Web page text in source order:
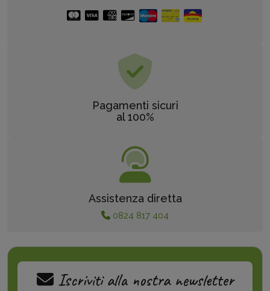
Pagamenti sicuri
al 100%
Assistenza diretta
0824 817 404
Iscriviti alla nostra newsletter